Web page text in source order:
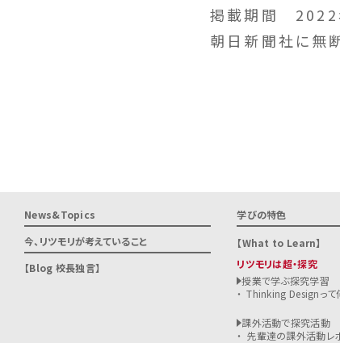
掲載期間 2022
朝日新聞社に無
News&Topics
今、リツモリが考えていること
Blog 校長独言
学びの特色
What to Learn
リツモリは超・探究
授業で学ぶ探究学習
Thinking Designって
課外活動で探究活動
先輩達の課外活動レ